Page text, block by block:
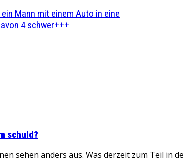
Mann mit einem Auto in eine
4 schwer+++
schuld?
sehen anders aus. Was derzeit zum Teil in